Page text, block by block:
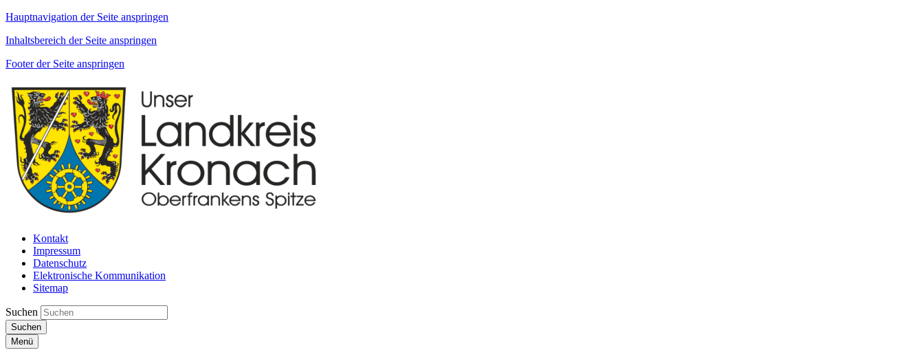
Hauptnavigation der Seite anspringen
Inhaltsbereich der Seite anspringen
Footer der Seite anspringen
Kontakt
Impressum
Datenschutz
Elektronische Kommunikation
Sitemap
Suchen
Suchen
Menü